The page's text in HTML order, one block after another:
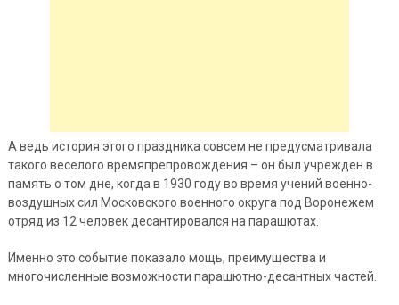
А ведь история этого праздника совсем не предусматривала
такого веселого времяпрепровождения – он был учрежден в
память о том дне, когда в 1930 году во время учений военно-
воздушных сил Московского военного округа под Воронежем
отряд из 12 человек десантировался на парашютах.
Именно это событие показало мощь, преимущества и
многочисленные возможности парашютно-десантных частей.